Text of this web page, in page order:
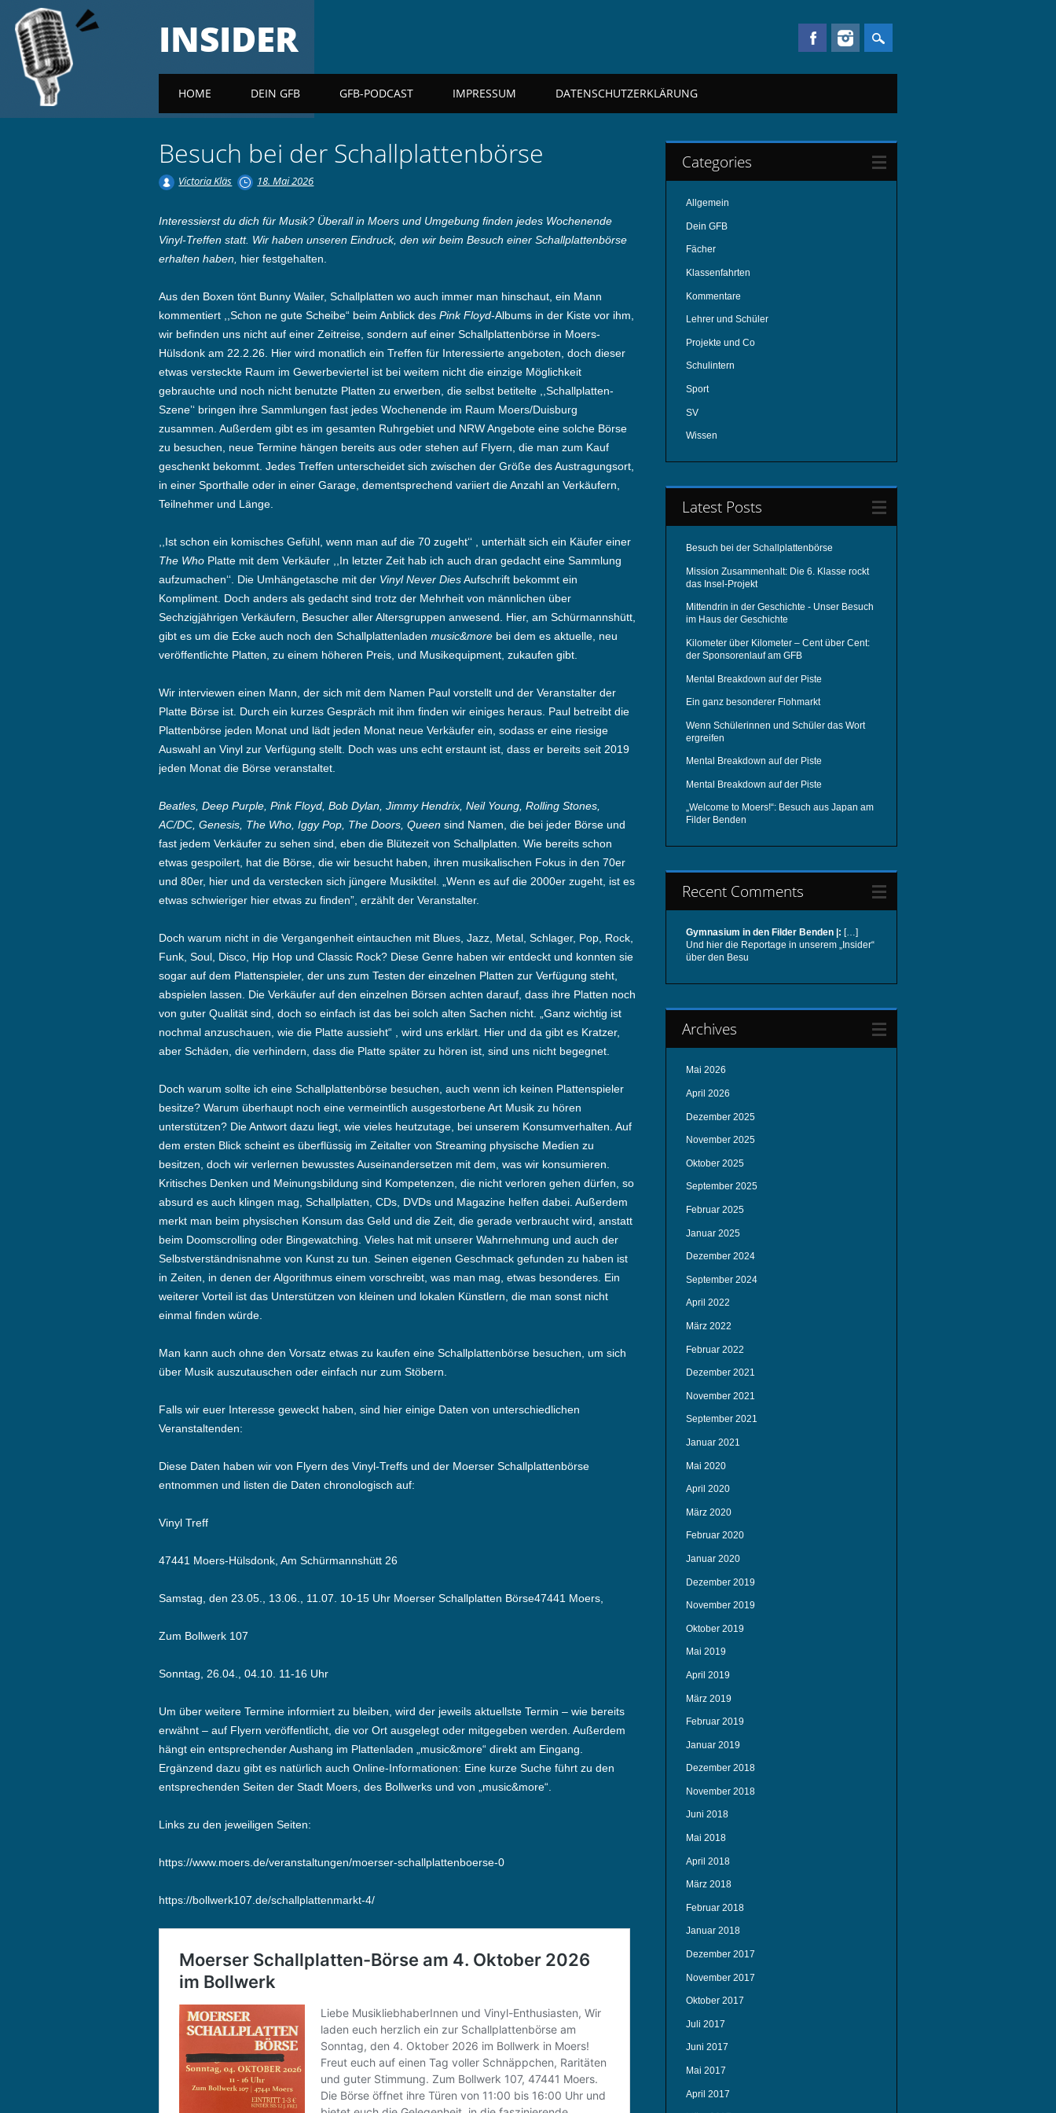
INSIDER
Main menu
HOME DEIN GFB GFB-PODCAST IMPRESSUM DATENSCHUTZERKLÄRUNG
Besuch bei der Schallplattenbörse
Victoria Kläs 18. Mai 2026
Interessierst du dich für Musik? Überall in Moers und Umgebung finden jedes Wochenende
Vinyl-Treffen statt. Wir haben unseren Eindruck, den wir beim Besuch einer Schallplattenbörse
erhalten haben, hier festgehalten.
Aus den Boxen tönt Bunny Wailer, Schallplatten wo auch immer man hinschaut, ein Mann
kommentiert ,,Schon ne gute Scheibe“ beim Anblick desPink Floyd-Albums in der Kiste vor ihm,
wir befinden uns nicht auf einer Zeitreise, sondern auf einer Schallplattenbörse in Moers-
Hülsdonk am 22.2.26. Hier wird monatlich ein Treffen für Interessierte angeboten, doch dieser
etwas versteckte Raum im Gewerbeviertel ist bei weitem nicht die einzige Möglichkeit
gebrauchte und noch nicht benutzte Platten zu erwerben, die selbst betitelte ,,Schallplatten-
Szene’‘ bringen ihre Sammlungen fast jedes Wochenende im Raum Moers/Duisburg
zusammen. Außerdem gibt es im gesamten Ruhrgebiet und NRW Angebote eine solche Börse
zu besuchen, neue Termine hängen bereits aus oder stehen auf Flyern, die man zum Kauf
geschenkt bekommt. Jedes Treffen unterscheidet sich zwischen der Größe des Austragungsort,
in einer Sporthalle oder in einer Garage, dementsprechend variiert die Anzahl an Verkäufern,
Teilnehmer und Länge.
,,Ist schon ein komisches Gefühl, wenn man auf die 70 zugeht‘‘ , unterhält sich ein Käufer einer
The Who Platte mit dem Verkäufer ,,In letzter Zeit hab ich auch dran gedacht eine Sammlung
aufzumachen‘‘. Die Umhängetasche mit der Vinyl Never DiesAufschrift bekommt ein
Kompliment. Doch anders als gedacht sind trotz der Mehrheit von männlichen über
Sechzigjährigen Verkäufern, Besucher aller Altersgruppen anwesend. Hier, am Schürmannshütt,
gibt es um die Ecke auch noch den Schallplattenladenmusic&more bei dem es aktuelle, neu
veröffentlichte Platten, zu einem höheren Preis, und Musikequipment, zukaufen gibt.
Wir interviewen einen Mann, der sich mit dem Namen Paul vorstellt und der Veranstalter der
Platte Börse ist. Durch ein kurzes Gespräch mit ihm finden wir einiges heraus. Paul betreibt die
Plattenbörse jeden Monat und lädt jeden Monat neue Verkäufer ein, sodass er eine riesige
Auswahl an Vinyl zur Verfügung stellt. Doch was uns echt erstaunt ist, dass er bereits seit 2019
jeden Monat die Börse veranstaltet.
Beatles, Deep Purple, Pink Floyd, Bob Dylan, Jimmy Hendrix, Neil Young, Rolling Stones,
AC/DC, Genesis, The Who, Iggy Pop, The Doors, Queen sind Namen, die bei jeder Börse und
fast jedem Verkäufer zu sehen sind, eben die Blütezeit von Schallplatten. Wie bereits schon
etwas gespoilert, hat die Börse, die wir besucht haben, ihren musikalischen Fokus in den 70er
und 80er, hier und da verstecken sich jüngere Musiktitel. „Wenn es auf die 2000er zugeht, ist es
etwas schwieriger hier etwas zu finden”, erzählt der Veranstalter.
Doch warum nicht in die Vergangenheit eintauchen mit Blues, Jazz, Metal, Schlager, Pop, Rock,
Funk, Soul, Disco, Hip Hop und Classic Rock? Diese Genre haben wir entdeckt und konnten sie
sogar auf dem Plattenspieler, der uns zum Testen der einzelnen Platten zur Verfügung steht,
abspielen lassen. Die Verkäufer auf den einzelnen Börsen achten darauf, dass ihre Platten noch
von guter Qualität sind, doch so einfach ist das bei solch alten Sachen nicht. „Ganz wichtig ist
nochmal anzuschauen, wie die Platte aussieht“ , wird uns erklärt. Hier und da gibt es Kratzer,
aber Schäden, die verhindern, dass die Platte später zu hören ist, sind uns nicht begegnet.
Doch warum sollte ich eine Schallplattenbörse besuchen, auch wenn ich keinen Plattenspieler
besitze? Warum überhaupt noch eine vermeintlich ausgestorbene Art Musik zu hören
unterstützen? Die Antwort dazu liegt, wie vieles heutzutage, bei unserem Konsumverhalten. Auf
dem ersten Blick scheint es überflüssig im Zeitalter von Streaming physische Medien zu
besitzen, doch wir verlernen bewusstes Auseinandersetzen mit dem, was wir konsumieren.
Kritisches Denken und Meinungsbildung sind Kompetenzen, die nicht verloren gehen dürfen, so
absurd es auch klingen mag, Schallplatten, CDs, DVDs und Magazine helfen dabei. Außerdem
merkt man beim physischen Konsum das Geld und die Zeit, die gerade verbraucht wird, anstatt
beim Doomscrolling oder Bingewatching. Vieles hat mit unserer Wahrnehmung und auch der
Selbstverständnisnahme von Kunst zu tun. Seinen eigenen Geschmack gefunden zu haben ist
in Zeiten, in denen der Algorithmus einem vorschreibt, was man mag, etwas besonderes. Ein
weiterer Vorteil ist das Unterstützen von kleinen und lokalen Künstlern, die man sonst nicht
einmal finden würde.
Man kann auch ohne den Vorsatz etwas zu kaufen eine Schallplattenbörse besuchen, um sich
über Musik auszutauschen oder einfach nur zum Stöbern.
Falls wir euer Interesse geweckt haben, sind hier einige Daten von unterschiedlichen
Veranstaltenden:
Diese Daten haben wir von Flyern des Vinyl-Treffs und der Moerser Schallplattenbörse
entnommen und listen die Daten chronologisch auf:
Vinyl Treff
47441 Moers-Hülsdonk, Am Schürmannshütt 26
Samstag, den 23.05., 13.06., 11.07. 10-15 Uhr Moerser Schallplatten Börse47441 Moers,
Zum Bollwerk 107
Sonntag, 26.04., 04.10. 11-16 Uhr
Um über weitere Termine informiert zu bleiben, wird der jeweils aktuellste Termin – wie bereits
erwähnt – auf Flyern veröffentlicht, die vor Ort ausgelegt oder mitgegeben werden. Außerdem
hängt ein entsprechender Aushang im Plattenladen „music&more“ direkt am Eingang.
Ergänzend dazu gibt es natürlich auch Online-Informationen: Eine kurze Suche führt zu den
entsprechenden Seiten der Stadt Moers, des Bollwerks und von „music&more“.
Links zu den jeweiligen Seiten:
https://www.moers.de/veranstaltungen/moerser-schallplattenboerse-0
https://bollwerk107.de/schallplattenmarkt-4/
Categories
Allgemein
Dein GFB
Fächer
Klassenfahrten
Kommentare
Lehrer und Schüler
Projekte und Co
Schulintern
Sport
SV
Wissen
Latest Posts
Besuch bei der Schallplattenbörse
Mission Zusammenhalt: Die 6. Klasse rockt
das Insel-Projekt
Mittendrin in der Geschichte - Unser Besuch
im Haus der Geschichte
Kilometer über Kilometer – Cent über Cent:
der Sponsorenlauf am GFB
Mental Breakdown auf der Piste
Ein ganz besonderer Flohmarkt
Wenn Schülerinnen und Schüler das Wort
ergreifen
Mental Breakdown auf der Piste
Mental Breakdown auf der Piste
„Welcome to Moers!“: Besuch aus Japan am
Filder Benden
Recent Comments
Gymnasium in den Filder Benden |: […]
Und hier die Reportage in unserem „Insider“
über den Besu
Archives
Mai 2026
April 2026
Dezember 2025
November 2025
Oktober 2025
September 2025
Februar 2025
Januar 2025
Dezember 2024
September 2024
April 2022
März 2022
Februar 2022
Dezember 2021
November 2021
September 2021
Januar 2021
Mai 2020
April 2020
März 2020
Februar 2020
Januar 2020
Dezember 2019
November 2019
Oktober 2019
Mai 2019
April 2019
März 2019
Februar 2019
Januar 2019
Dezember 2018
November 2018
Juni 2018
Mai 2018
April 2018
März 2018
Februar 2018
Januar 2018
Dezember 2017
November 2017
Oktober 2017
Juli 2017
Juni 2017
Mai 2017
April 2017